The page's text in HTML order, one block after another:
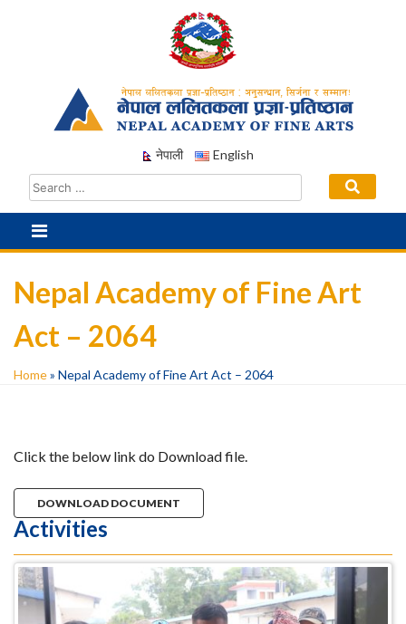
नेपाली English
Nepal Academy of Fine Art
Act – 2064
Home» Nepal Academy of Fine Art Act – 2064
Click the below link do Download file.
DOWNLOAD DOCUMENT
Activities